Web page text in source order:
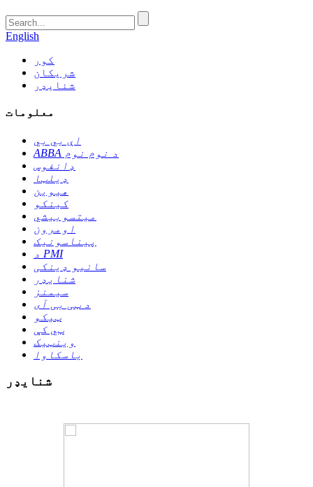
English
کور
شریکان
شنایډر
معلومات
اې بي بي
ABBA د نوم نوم
ډانفوس
ډیلټا
هیوین
کینکو
میتسوبیشي
اومرون
پیناسونیک
د PMI
سانیو ډینکی
شنایډر
سیمنز
د ټی بی آی
ټیکو
ټي کې
وینټیک
یاسکاوا
شنایډر